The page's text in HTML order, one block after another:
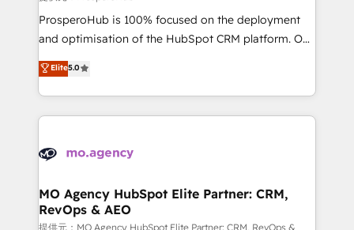
guided implementation and seamless integration of
the CRM platform into your digital ecosystem. Would
marketing strategy? We'll provide support tailored
to your needs and sales objectives. With 125+
Accreditations. Based in Canada (coast to coast), our
services are offered in both English & French.
ProsperoHub is 100% focused on the deployment
and optimisation of the HubSpot CRM platform. Our
highly experienced team of solutions experts will
ensure that you achieve maximum adoption and
ROI from your HubSpot investment. Use our
extensive HubSpot, sales, marketing, service and
HubSpot journey, design and implement your
infrastructure to life. Our collaborative approach
keeps you in control whilst we plan and support the
Elite5.0
MO Agency HubSpot Elite Partner: CRM,
RevOps & AEO
提供元：MO Agency HubSpot Elite Partner: CRM, RevOps &